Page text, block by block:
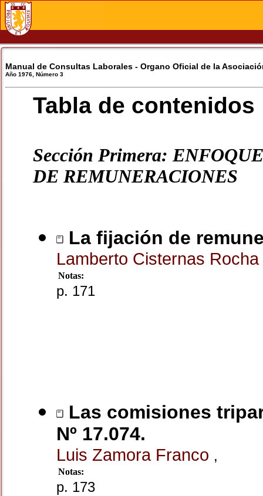
Manual de Consultas Laborales - Organo Oficial de la
Año 1976, Número 3
Tabla de contenidos
Sección Primera:
DE REMUNERACIONES
La fijación de
Lamberto Cisternas Rocha
Notas:
p. 171
Las comisiones
Nº 17.074.
Luis Zamora Franco ,
Notas:
p. 173